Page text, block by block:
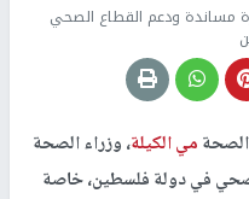
مساندة ودعم القطاع الصحي
مي الكيلة، وزراء الصحة
في دولة فلسطين، خاصة